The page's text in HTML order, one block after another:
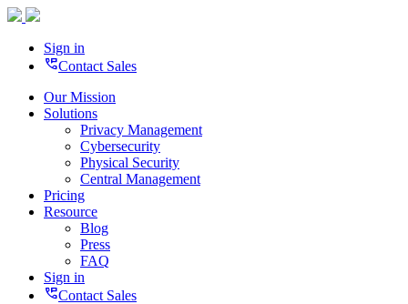
Sign in
perm_phone_msgContact Sales
Our Mission
Solutions
Privacy Management
Cybersecurity
Physical Security
Central Management
Pricing
Resource
Blog
Press
FAQ
Sign in
perm_phone_msgContact Sales